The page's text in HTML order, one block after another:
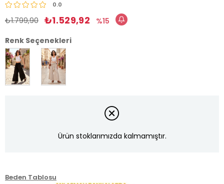
0.0
₺1.799,90 ₺1.529,92
15
Renk Seçenekleri
Ürün stoklarımızda kalmamıştır.
Beden Tablosu